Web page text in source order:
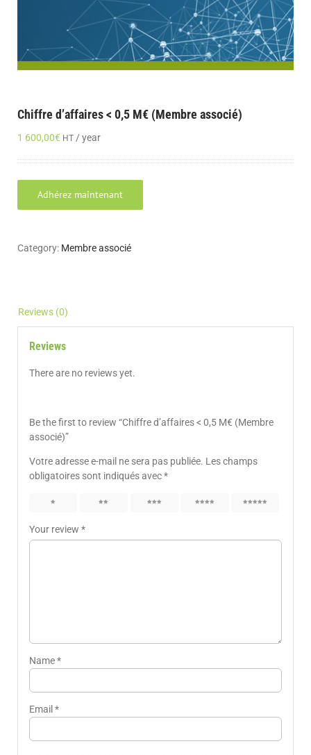
Chiffre d’affaires < 0,5 M€ (Membre associé)
1 600,00€ HT / year
Adhérez maintenant
Category: Membre associé
Reviews (0)
Reviews
There are no reviews yet.
Be the first to review “Chiffre d’affaires < 0,5 M€ (Membre
associé)”
Votre adresse e-mail ne sera pas publiée. Les champs
obligatoires sont indiqués avec*
Your review *
Name*
Email *